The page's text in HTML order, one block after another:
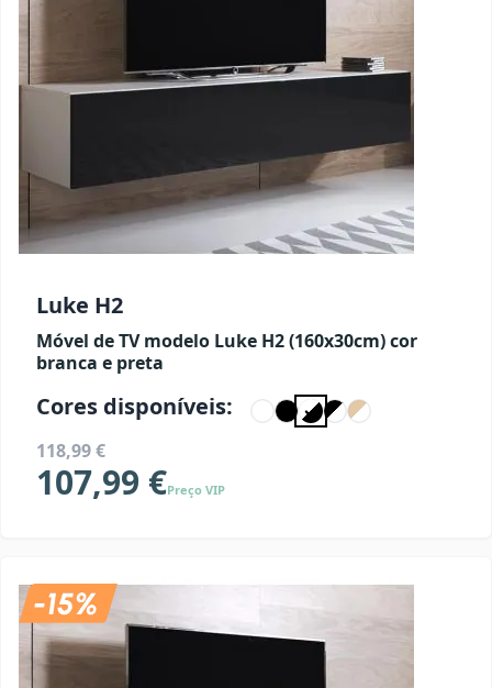
Luke H2
Móvel de TV modelo Luke H2 (160x30cm) cor
branca e preta
Cores disponíveis:
118,99 €
107,99 €Preço VIP